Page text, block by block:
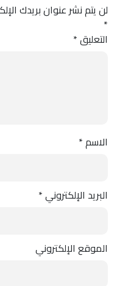
لن يتم نشر عنوان بريدك
*
التعليق*
الاسم*
البريد الإلكتروني*
الموقع الإلكتروني